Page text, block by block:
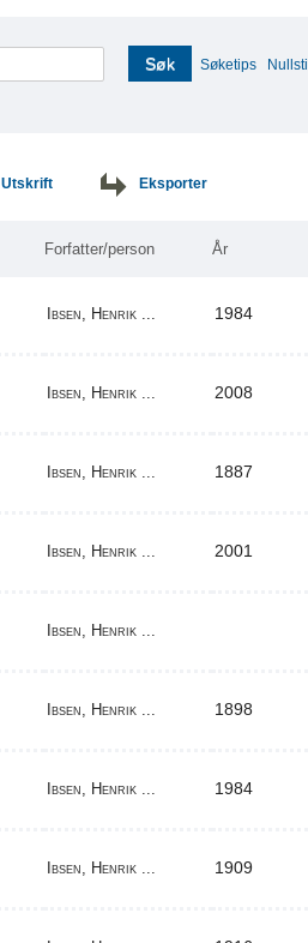
Søk Søketips Nullstill
Utskrift Eksporter
Forfatter/person År
Ibsen, Henrik ... 1984
Ibsen, Henrik ... 2008
Ibsen, Henrik ... 1887
Ibsen, Henrik ... 2001
Ibsen, Henrik ...
Ibsen, Henrik ... 1898
Ibsen, Henrik ... 1984
Ibsen, Henrik ... 1909